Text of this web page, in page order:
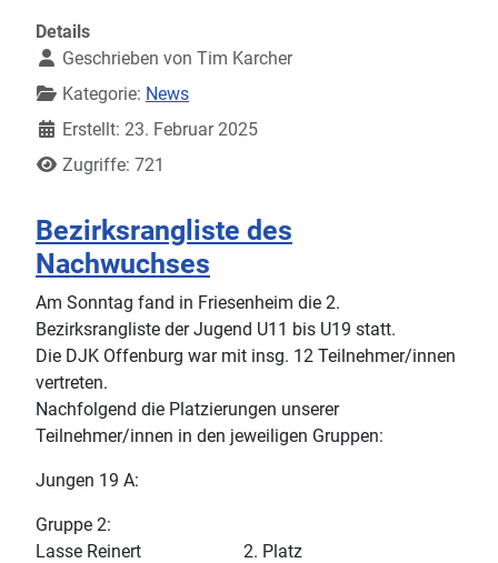
Details
Geschrieben von Tim Karcher
Kategorie: News
Erstellt: 23. Februar 2025
Zugriffe: 721
Bezirksrangliste des
Nachwuchses
Am Sonntag fand in Friesenheim die 2.
Bezirksrangliste der Jugend U11 bis U19 statt.
Die DJK Offenburg war mit insg. 12 Teilnehmer/innen
vertreten.
Nachfolgend die Platzierungen unserer
Teilnehmer/innen in den jeweiligen Gruppen:
Jungen 19 A:
Gruppe 2:
Lasse Reinert 2. Platz